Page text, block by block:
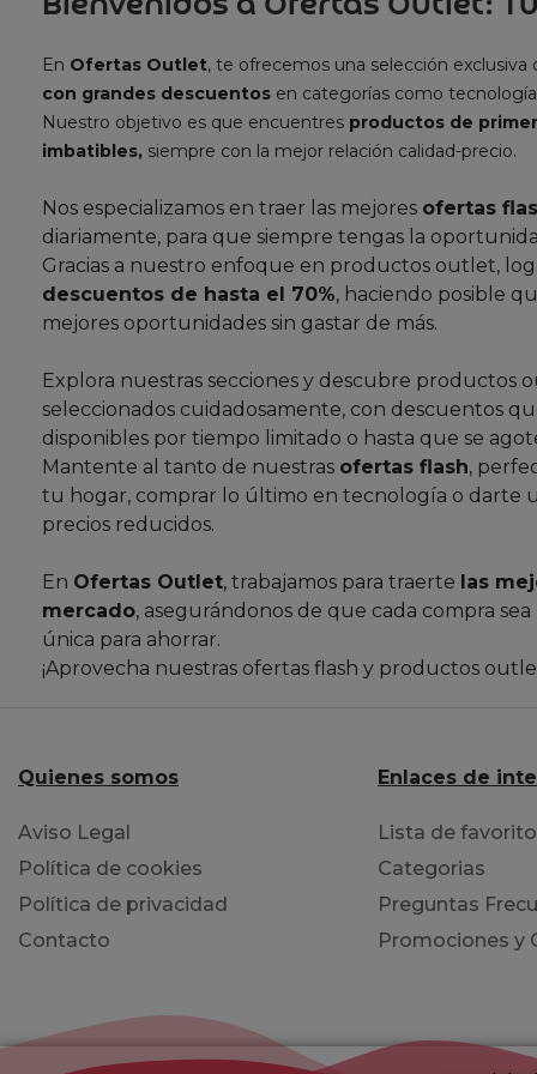
En Ofertas Outlet, te ofrecemos una selección exclusiva
con grandes descuentos en categorías como
Nuestro objetivo es que encuentres productos de
imbatibles, siempre con la mejor relación calidad-precio.
Nos especializamos en traer las mejores ofertas
diariamente, para que siempre tengas la
Gracias a nuestro enfoque en productos outlet,
descuentos de hasta el 70%, haciendo posible
mejores oportunidades sin gastar de más.
Explora nuestras secciones y descubre productos
seleccionados cuidadosamente, con descuentos
disponibles por tiempo limitado o hasta que se
Mantente al tanto de nuestras ofertas flash,
tu hogar, comprar lo último en tecnología o darte
precios reducidos.
En Ofertas Outlet, trabajamos para traerte las
mercado, asegurándonos de que cada compra
única para ahorrar.
¡Aprovecha nuestras ofertas flash y productos
Quienes somos
Aviso Legal
Política de cookies
Política de privacidad
Contacto
Enlaces de
Lista de
Categorias
Preguntas
Promociones y